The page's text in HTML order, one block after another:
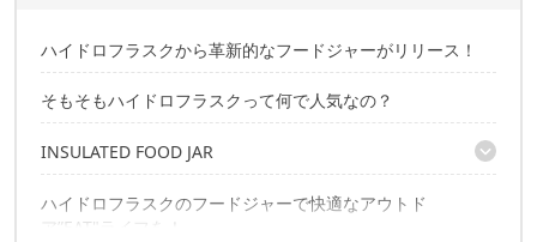
ハイドロフラスクから革新的なフードジャーがリリース！
そもそもハイドロフラスクって何で人気なの？
INSULATED FOOD JAR
12OZ
20OZ
ハイドロフラスクのフードジャーで快適なアウトド
ア”EAT"ライフを！